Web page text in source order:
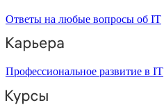
Ответы на любые вопросы об IT
Профессиональное развитие в IT